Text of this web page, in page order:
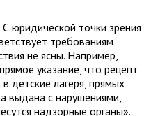
юридической точки зрения
требованиям
не ясны. Например,
указание, что рецепт
детские лагеря, прямых
выдана с нарушениями,
надзорные органы».